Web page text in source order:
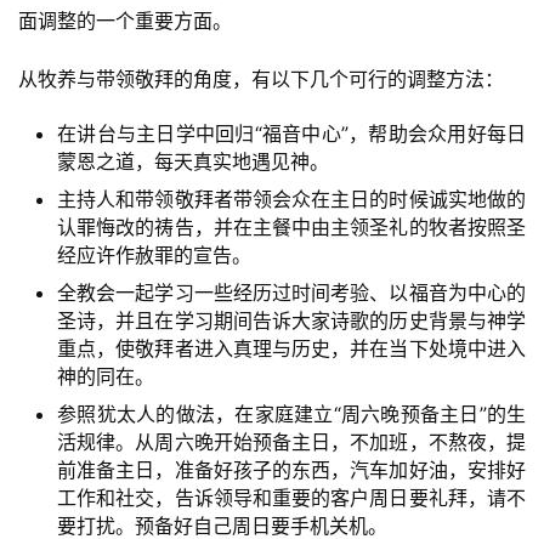
面调整的一个重要方面。
从牧养与带领敬拜的角度，有以下几个可行的调整方法：
在讲台与主日学中回归“福音中心”，帮助会众用好每日
蒙恩之道，每天真实地遇见神。
主持人和带领敬拜者带领会众在主日的时候诚实地做的
认罪悔改的祷告，并在主餐中由主领圣礼的牧者按照圣
经应许作赦罪的宣告。
全教会一起学习一些经历过时间考验、以福音为中心的
圣诗，并且在学习期间告诉大家诗歌的历史背景与神学
重点，使敬拜者进入真理与历史，并在当下处境中进入
神的同在。
参照犹太人的做法，在家庭建立“周六晚预备主日”的生
活规律。从周六晚开始预备主日，不加班，不熬夜，提
前准备主日，准备好孩子的东西，汽车加好油，安排好
工作和社交，告诉领导和重要的客户周日要礼拜，请不
要打扰。预备好自己周日要手机关机。